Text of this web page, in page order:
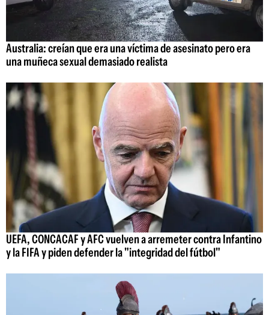
Australia: creían que era una víctima de asesinato pero era
una muñeca sexual demasiado realista
UEFA, CONCACAF y AFC vuelven a arremeter contra Infantino
y la FIFA y piden defender la "integridad del fútbol"